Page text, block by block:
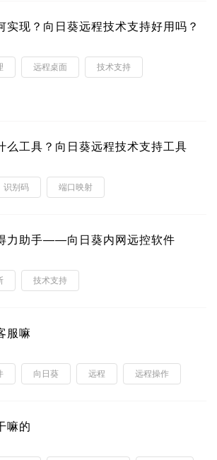
实现？向日葵远程技术支持好用吗？
远程桌面 技术支持
么工具？向日葵远程技术支持工具
识别码 端口映射
力助手——向日葵内网远控软件
技术支持
服嘛
向日葵 远程 远程操作
嘛的